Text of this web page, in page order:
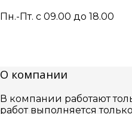
Пн.-Пт. с 09.00 до 18.00
О компании
В компании работают
работ выполняется